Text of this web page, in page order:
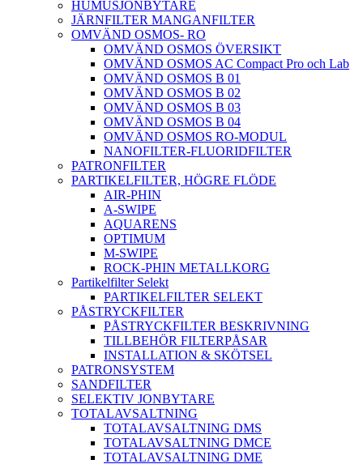
HUMUSJONBYTARE
JÄRNFILTER MANGANFILTER
OMVÄND OSMOS- RO
OMVÄND OSMOS ÖVERSIKT
OMVÄND OSMOS AC Compact Pro och Lab
OMVÄND OSMOS B 01
OMVÄND OSMOS B 02
OMVÄND OSMOS B 03
OMVÄND OSMOS B 04
OMVÄND OSMOS RO-MODUL
NANOFILTER-FLUORIDFILTER
PATRONFILTER
PARTIKELFILTER, HÖGRE FLÖDE
AIR-PHIN
A-SWIPE
AQUARENS
OPTIMUM
M-SWIPE
ROCK-PHIN METALLKORG
Partikelfilter Selekt
PARTIKELFILTER SELEKT
PÅSTRYCKFILTER
PÅSTRYCKFILTER BESKRIVNING
TILLBEHÖR FILTERPÅSAR
INSTALLATION & SKÖTSEL
PATRONSYSTEM
SANDFILTER
SELEKTIV JONBYTARE
TOTALAVSALTNING
TOTALAVSALTNING DMS
TOTALAVSALTNING DMCE
TOTALAVSALTNING DME